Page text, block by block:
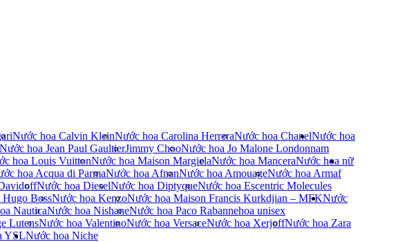
Nước hoa Calvin KleinNước hoa Carolina HerreraNước hoa Chanel
Nước hoa Jean Paul GaultierJimmy ChooNước hoa Jo Malone London
hoa Louis VuittonNước hoa Maison MargielaNước hoa Mancera
hoa Acqua di ParmaNước hoa AfnanNước hoa AmouageNước hoa Armaf
Nước hoa DieselNước hoa DiptyqueNước hoa Escentric Molecules
BossNước hoa KenzoNước hoa Maison Francis Kurkdjian – MFK
NauticaNước hoa NishaneNước hoa Paco Rabanne
LutensNước hoa ValentinoNước hoa VersaceNước hoa XerjoffNước hoa Zara
YSL
Nước hoa
nam
Nước hoa nữ
Nước
hoa unisex
Nước hoa Niche